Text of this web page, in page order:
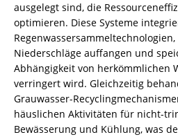
ausgelegt sind, die
optimieren. Diese Systeme
Niederschläge auffangen und
Abhängigkeit von herkömmlichen
verringert wird. Gleichzeitig
Grauwasser-
häuslichen Aktivitäten für nicht-
Bewässerung und Kühlung, was